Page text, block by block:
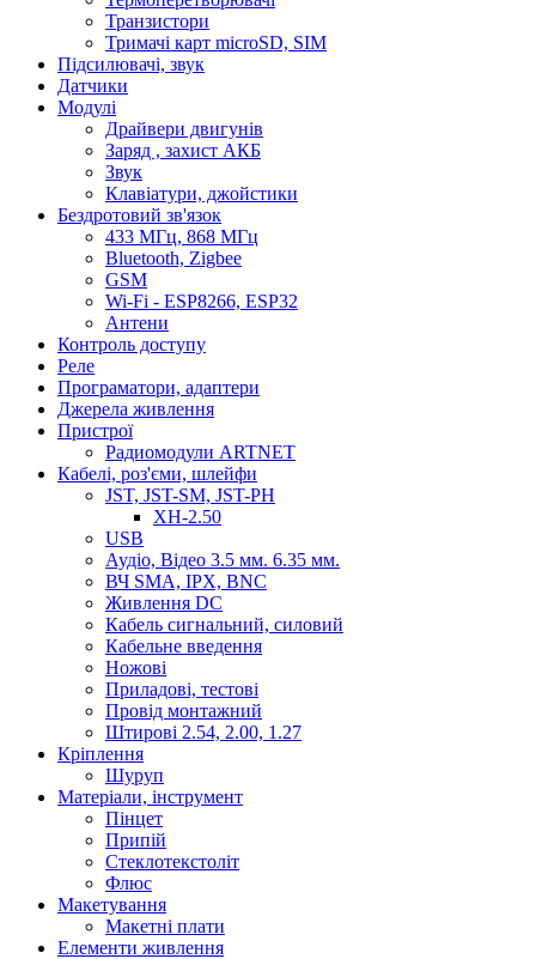
Транзистори
Тримачі карт microSD, SIM
Підсилювачі, звук
Датчики
Модулі
Драйвери двигунів
Заряд , захист АКБ
Звук
Клавіатури, джойстики
Бездротовий зв'язок
433 МГц, 868 МГц
Bluetooth, Zigbee
GSM
Wi-Fi - ESP8266, ESP32
Антени
Контроль доступу
Реле
Програматори, адаптери
Джерела живлення
Пристрої
Радиомодули ARTNET
Кабелі, роз'єми, шлейфи
JST, JST-SM, JST-PH
XH-2.50
USB
Аудіо, Відео 3.5 мм. 6.35 мм.
ВЧ SMA, IPX, BNC
Живлення DC
Кабель сигнальний, силовий
Кабельне введення
Ножові
Приладові, тестові
Провід монтажний
Штирові 2.54, 2.00, 1.27
Кріплення
Шуруп
Матеріали, інструмент
Пінцет
Припій
Стеклотекстоліт
Флюс
Макетування
Макетні плати
Елементи живлення